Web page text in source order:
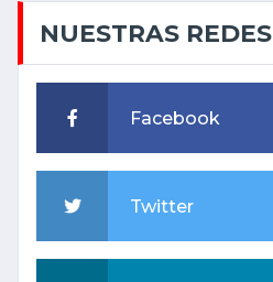
NUESTRAS REDES
Facebook
Twitter